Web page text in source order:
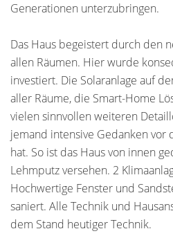
Generationen unterzubringen.
Das Haus begeistert durch den
allen Räumen. Hier wurde
investiert. Die Solaranlage auf
aller Räume, die Smart-Home
vielen sinnvollen weiteren
jemand intensive Gedanken vor
hat. So ist das Haus von innen
Lehmputz versehen. 2
Hochwertige Fenster und
saniert. Alle Technik und
dem Stand heutiger Technik.